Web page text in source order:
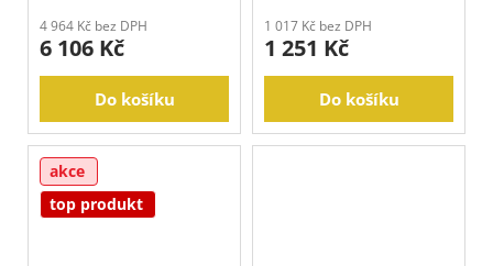
4 964 Kč bez DPH
6 106 Kč
Do košíku
1 017 Kč bez DPH
1 251 Kč
Do košíku
akce
top produkt